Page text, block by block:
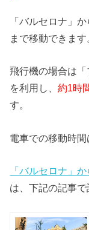
「バルセロナ」
まで移動できます
飛行機の場合は「
を利用し、約1時
す。
電車での移動時間
「バルセロナ」
は、下記の記事で